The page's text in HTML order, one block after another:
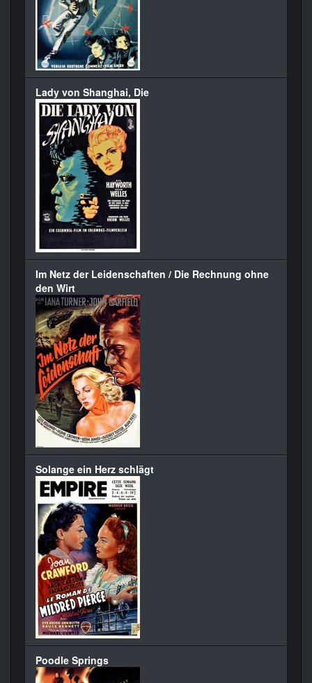
Lady von Shanghai, Die
Im Netz der Leidenschaften / Die Rechnung ohne
den Wirt
Solange ein Herz schlägt
Poodle Springs